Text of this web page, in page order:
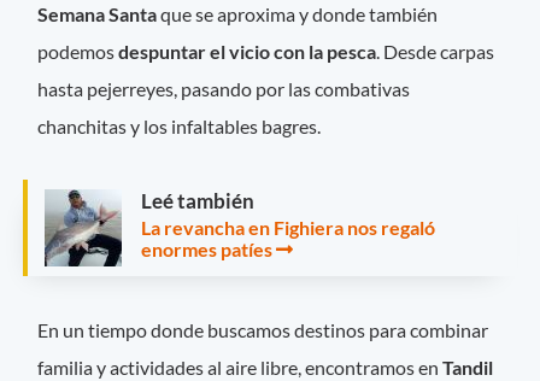
Semana Santaque se aproxima y donde también
podemosdespuntar el vicio con la pesca . Desde carpas
hasta pejerreyes, pasando por las combativas
chanchitas y los infaltables bagres.
Leé también
La revancha en Fighiera nos regaló
enormes patíes
En un tiempo donde buscamos destinos para combinar
familia y actividades al aire libre, encontramos enTandil